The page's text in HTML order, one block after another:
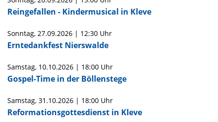
Reingefallen - Kindermusical in Kleve
Sonntag, 27.09.2026 | 12:30 Uhr
Erntedankfest Nierswalde
Samstag, 10.10.2026 | 18:00 Uhr
Gospel-Time in der Böllenstege
Samstag, 31.10.2026 | 18:00 Uhr
Reformationsgottesdienst in Kleve